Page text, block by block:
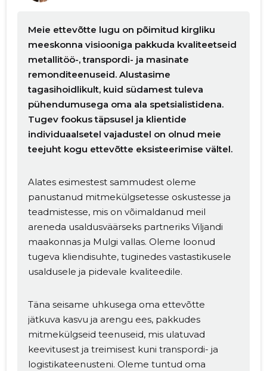
Meie ettevõtte lugu on põimitud kirgliku
meeskonna visiooniga pakkuda kvaliteetseid
metallitöö-, transpordi- ja masinate
remonditeenuseid. Alustasime
tagasihoidlikult, kuid südamest tuleva
pühendumusega oma ala spetsialistidena.
Tugev fookus täpsusel ja klientide
individuaalsetel vajadustel on olnud meie
teejuht kogu ettevõtte eksisteerimise vältel.
Alates esimestest sammudest oleme
panustanud mitmekülgsetesse oskustesse ja
teadmistesse, mis on võimaldanud meil
areneda usaldusväärseks partneriks Viljandi
maakonnas ja Mulgi vallas. Oleme loonud
tugeva kliendisuhte, tuginedes vastastikusele
usaldusele ja pidevale kvaliteedile.
Täna seisame uhkusega oma ettevõtte
jätkuva kasvu ja arengu ees, pakkudes
mitmekülgseid teenuseid, mis ulatuvad
keevitusest ja treimisest kuni transpordi- ja
logistikateenusteni. Oleme tuntud oma
Muuda pildi
kirjeldust
MUUDA